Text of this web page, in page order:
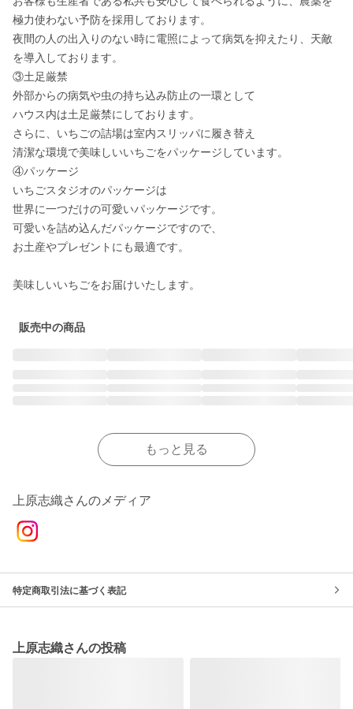
極力使わない予防を採用しております。
夜間の人の出入りのない時に電照によって病気を抑えたり、天敵
を導入しております。
③土足厳禁
外部からの病気や虫の持ち込み防止の一環として
ハウス内は土足厳禁にしております。
さらに、いちごの詰場は室内スリッパに履き替え
清潔な環境で美味しいいちごをパッケージしています。
④パッケージ
いちごスタジオのパッケージは
世界に一つだけの可愛いパッケージです。
可愛いを詰め込んだパッケージですので、
お土産やプレゼントにも最適です。
販売中の商品
もっと見る
上原志織さんのメディア
特定商取引法に基づく表記
上原志織さんの投稿